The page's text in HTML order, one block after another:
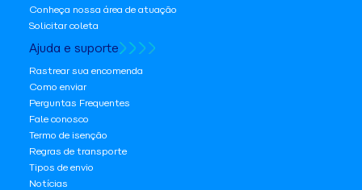
Conheça nossa área de atuação
Solicitar coleta
Ajuda e suporte
Rastrear sua encomenda
Como enviar
Perguntas Frequentes
Fale conosco
Termo de isenção
Regras de transporte
Tipos de envio
Notícias